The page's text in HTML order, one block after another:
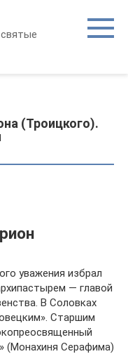
(Троицкого).
уважения избрал
— главой
В Соловках
Старшим
(Монахиня Серафима)